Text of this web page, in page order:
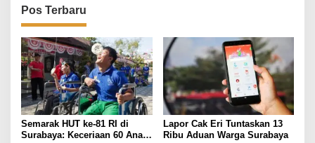
Pos Terbaru
Semarak HUT ke-81 RI di
Surabaya: Keceriaan 60 Anak
Lapor Cak Eri Tuntaskan 13
Ribu Aduan Warga Surabaya